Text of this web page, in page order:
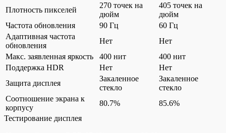
Плотность пикселей
270 точек на
дюйм
405 точек на
дюйм
Частота обновления
90 Гц
60 Гц
Адаптивная частота
обновления
Нет
Нет
Макс. заявленная яркость
400 нит
400 нит
Поддержка HDR
Нет
Нет
Защита дисплея
Закаленное
стекло
Закаленное
стекло
Соотношение экрана к
корпусу
80.7%
85.6%
Тестирование дисплея